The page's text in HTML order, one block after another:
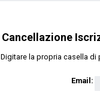
Cancellazione
Digitare la propria casella di
Email: